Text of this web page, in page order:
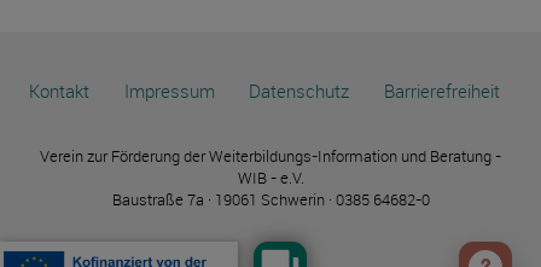
Kontakt Impressum Datenschutz Barrierefreiheit
Verein zur Förderung der Weiterbildungs-Information und Beratung -
WIB - e.V.
Baustraße 7a · 19061 Schwerin · 0385 64682-0